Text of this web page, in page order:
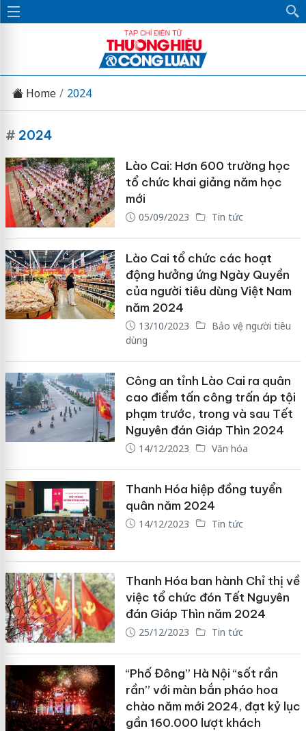
Home 2024
# 2024
Lào Cai: Hơn 600 trường học
tổ chức khai giảng năm học
mới
05/09/2023 Tin tức
Lào Cai tổ chức các hoạt
động hưởng ứng Ngày Quyền
của người tiêu dùng Việt Nam
năm 2024
13/10/2023
Bảo vệ người tiêu
dùng
Công an tỉnh Lào Cai ra quân
cao điểm tấn công trấn áp tội
phạm trước, trong và sau Tết
Nguyên đán Giáp Thìn 2024
14/12/2023 Văn hóa
Thanh Hóa hiệp đồng tuyển
quân năm 2024
14/12/2023 Tin tức
Thanh Hóa ban hành Chỉ thị về
việc tổ chức đón Tết Nguyên
đán Giáp Thìn năm 2024
25/12/2023 Tin tức
“Phố Đông” Hà Nội “sốt rần
rần” với màn bắn pháo hoa
chào năm mới 2024, đạt kỷ lục
gần 160.000 lượt khách